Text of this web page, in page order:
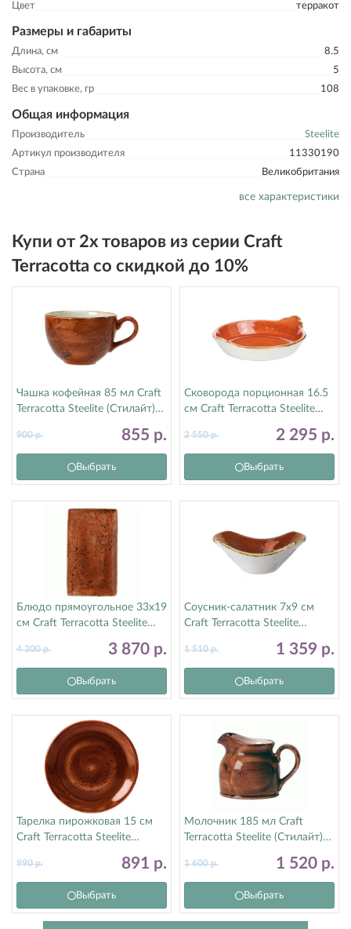
Цвет
терракот
Размеры и габариты
Длина, см
8.5
Высота, см
5
Вес в упаковке, гр
108
Общая информация
Производитель
Steelite
Артикул производителя
11330190
Страна
Великобритания
все характеристики
Купи от 2х товаров из серии Craft
Terracotta со скидкой до 10%
Чашка кофейная 85 мл Craft
Terracotta Steelite (Стилайт)
855 р.
900р.
Выбрать
Сковорода порционная 16.5
см Craft Terracotta Steelite
2 295 р.
2 550р.
Выбрать
Блюдо прямоугольное 33х19
см Craft Terracotta Steelite
3 870 р.
4 300р.
Выбрать
Соусник-салатник 7х9 см
Craft Terracotta Steelite
1 359 р.
1 510р.
Выбрать
Тарелка пирожковая 15 см
Craft Terracotta Steelite
891 р.
990р.
Выбрать
Молочник 185 мл Craft
Terracotta Steelite (Стилайт)
1 520 р.
1 600р.
Выбрать